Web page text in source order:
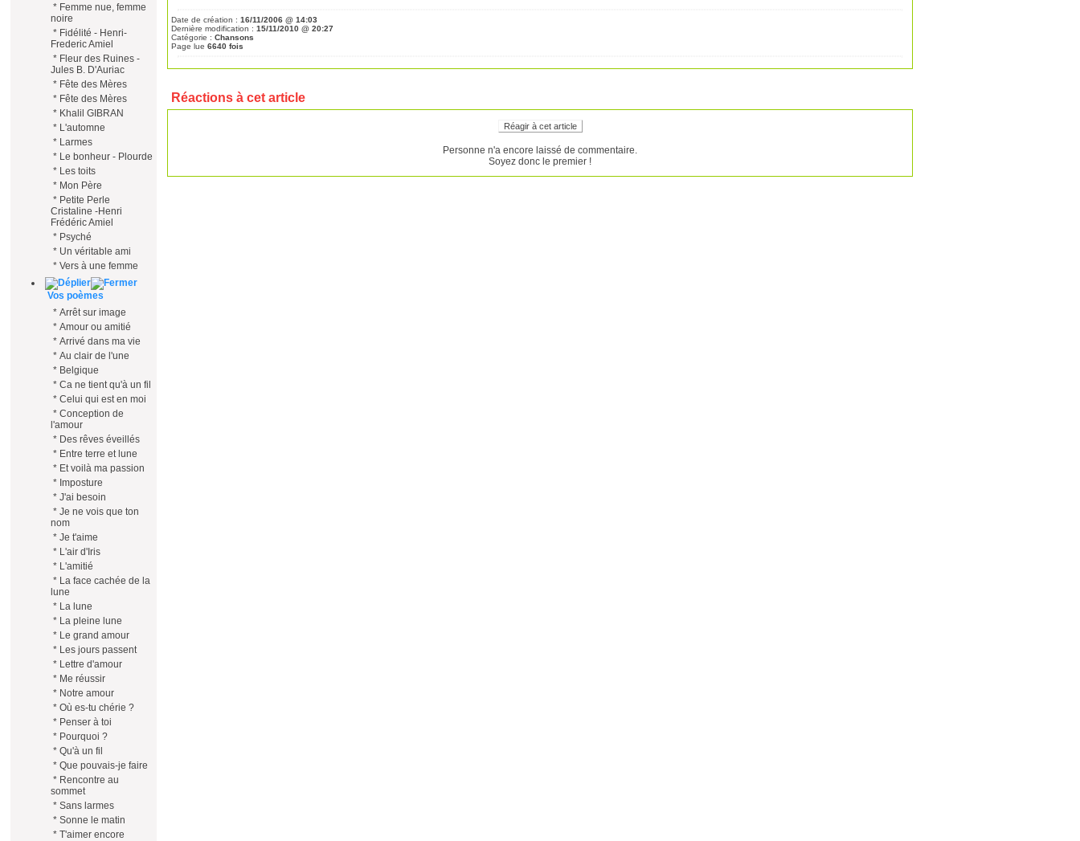
* Femme nue, femme
noire
* Fidélité - Henri-
Frederic Amiel
* Fleur des Ruines -
Jules B. D'Auriac
* Fête des Mères
* Fête des Mères
* Khalil GIBRAN
* L'automne
* Larmes
* Le bonheur - Plourde
* Les toits
* Mon Père
* Petite Perle
Cristaline -Henri
Frédéric Amiel
* Psyché
* Un véritable ami
* Vers à une femme
Vos poèmes
* Arrêt sur image
* Amour ou amitié
* Arrivé dans ma vie
* Au clair de l'une
* Belgique
* Ca ne tient qu'à un fil
* Celui qui est en moi
* Conception de
l'amour
* Des rêves éveillés
* Entre terre et lune
* Et voilà ma passion
* Imposture
* J'ai besoin
* Je ne vois que ton
nom
* Je t'aime
* L'air d'Iris
* L'amitié
* La face cachée de la
lune
* La lune
* La pleine lune
* Le grand amour
* Les jours passent
* Lettre d'amour
* Me réussir
* Notre amour
* Où es-tu chérie ?
* Penser à toi
* Pourquoi ?
* Qu'à un fil
* Que pouvais-je faire
* Rencontre au
sommet
* Sans larmes
* Sonne le matin
* T'aimer encore
Date de création : 16/11/2006 @ 14:03
Dernière modification : 15/11/2010 @ 20:27
Catégorie : Chansons
Page lue 6640 fois
Réactions à cet article
Réagir à cet article
Personne n'a encore laissé de commentaire.
Soyez donc le premier !